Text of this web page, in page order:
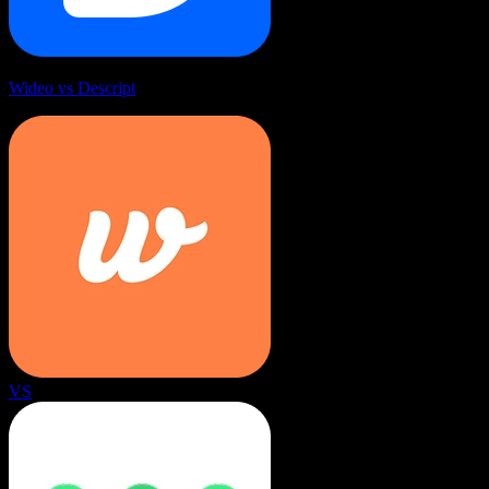
Wideo vs Descript
VS